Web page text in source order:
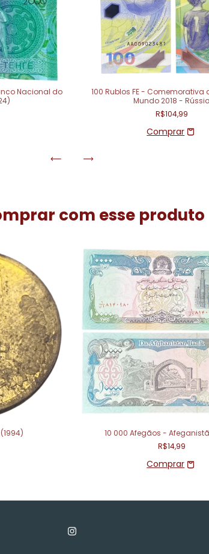
Nacional do
100 Rublos FE -
Mundo 2018 - Rússia
R$104,99
com esse produto
10 000 Afegãos -
R$14,99